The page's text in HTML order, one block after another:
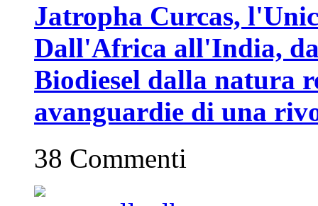
Jatropha Curcas,
Dall'Africa all'India,
Biodiesel dalla natura
avanguardie di una
38 Commenti